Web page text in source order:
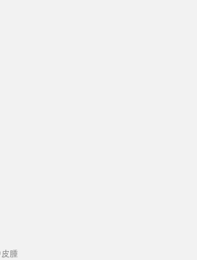
腫